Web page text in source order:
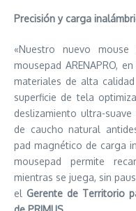
Precisión y carga
«Nuestro nuevo
mousepad ARENAPRO,
materiales de alta
superficie de tela
deslizamiento ultra-
de caucho natural
pad magnético de carga
mousepad permite
mientras se juega, sin
el Gerente de Territorio